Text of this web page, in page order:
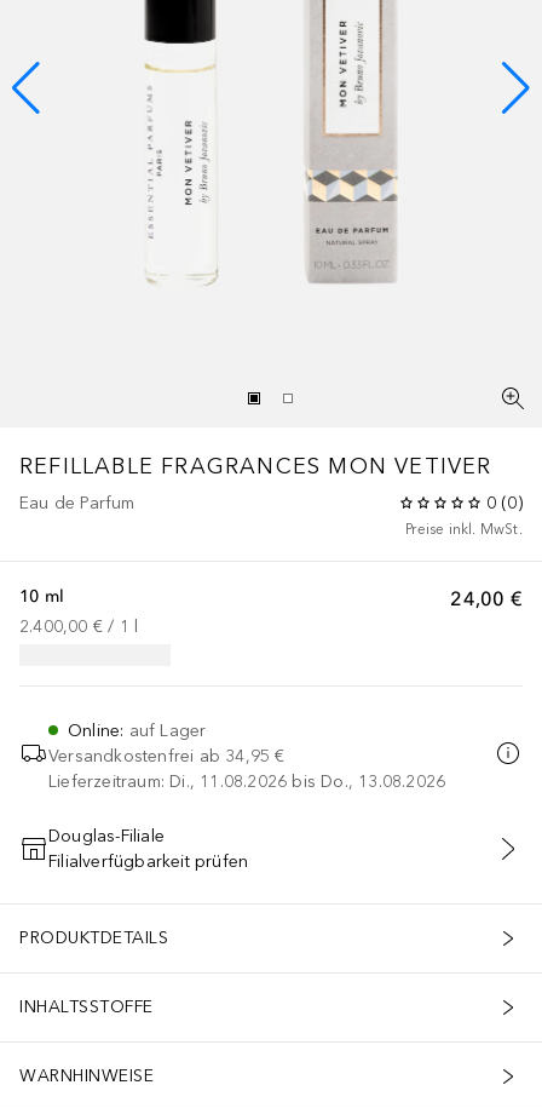
REFILLABLE FRAGRANCES MON VETIVER
Eau de Parfum 0 (0)
Preise inkl. MwSt.
24,00 €
10 ml
2.400,00 € / 1
Online: auf Lager
Versandkostenfrei ab 34,95 €
Lieferzeitraum: Di., 11.08.2026 bis Do., 13.08.2026
IN DEN WARENKORB
Douglas-Filiale
Filialverfügbarkeit prüfen
PRODUKTDETAILS
INHALTSSTOFFE
WARNHINWEISE